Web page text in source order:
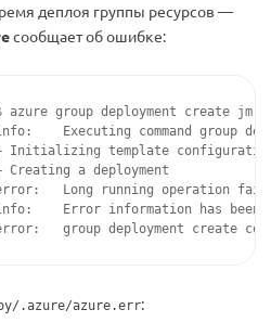
деплоя группы ресурсов —
сообщает об ошибке:
azure group deployment create
Executing command group
Initializing template
Creating
Long running operation
Error information has been
.azure/azure.err: